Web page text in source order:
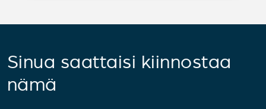
Sinua saattaisi kiinnostaa
nämä